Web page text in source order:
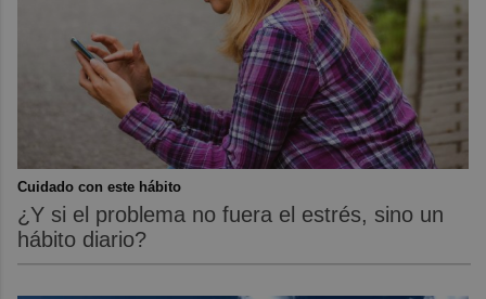
Cuidado con este hábito
¿Y si el problema no fuera el estrés, sino un
hábito diario?